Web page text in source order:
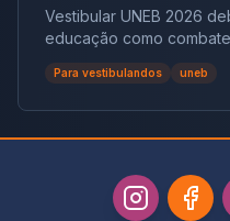
combate à violência
Vestibular UNEB 2026
educação como
tema crucial que
para futuras pautas
Para vestibulandos uneb